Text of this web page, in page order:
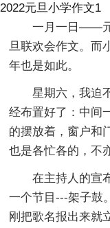
2022元旦小学作文1
一月一日——
旦联欢会作文。而
年也是如此。
星期六，我迫
经布置好了：中间
的摆放着，窗户
也是各忙各的，不
在主持人的宣
一个节目---架子鼓
刚把歌名报出来就